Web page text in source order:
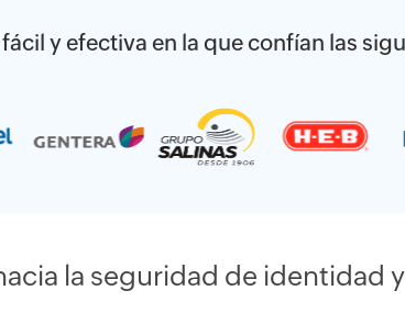
y efectiva en la que confían las
la seguridad de identidad